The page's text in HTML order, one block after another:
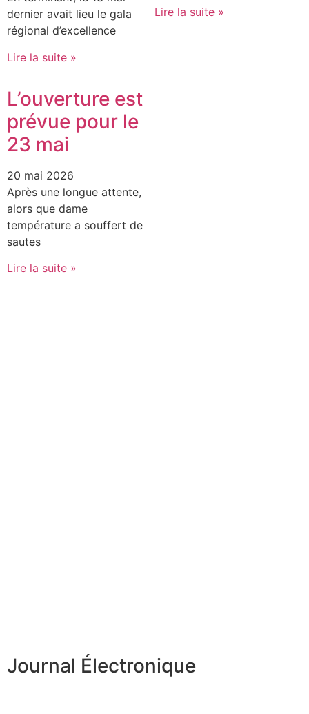
dernier avait lieu le gala
régional d’excellence
Lire la suite »
Lire la suite »
L’ouverture est
prévue pour le
23 mai
20 mai 2026
Après une longue attente,
alors que dame
température a souffert de
sautes
Lire la suite »
Journal Électronique